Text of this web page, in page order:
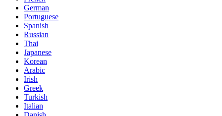
German
Portuguese
Spanish
Russian
Thai
Japanese
Korean
Arabic
Irish
Greek
Turkish
Italian